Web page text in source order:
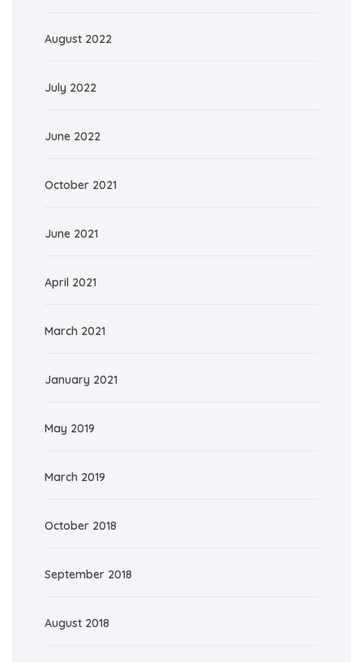
August 2022
July 2022
June 2022
October 2021
June 2021
April 2021
March 2021
January 2021
May 2019
March 2019
October 2018
September 2018
August 2018